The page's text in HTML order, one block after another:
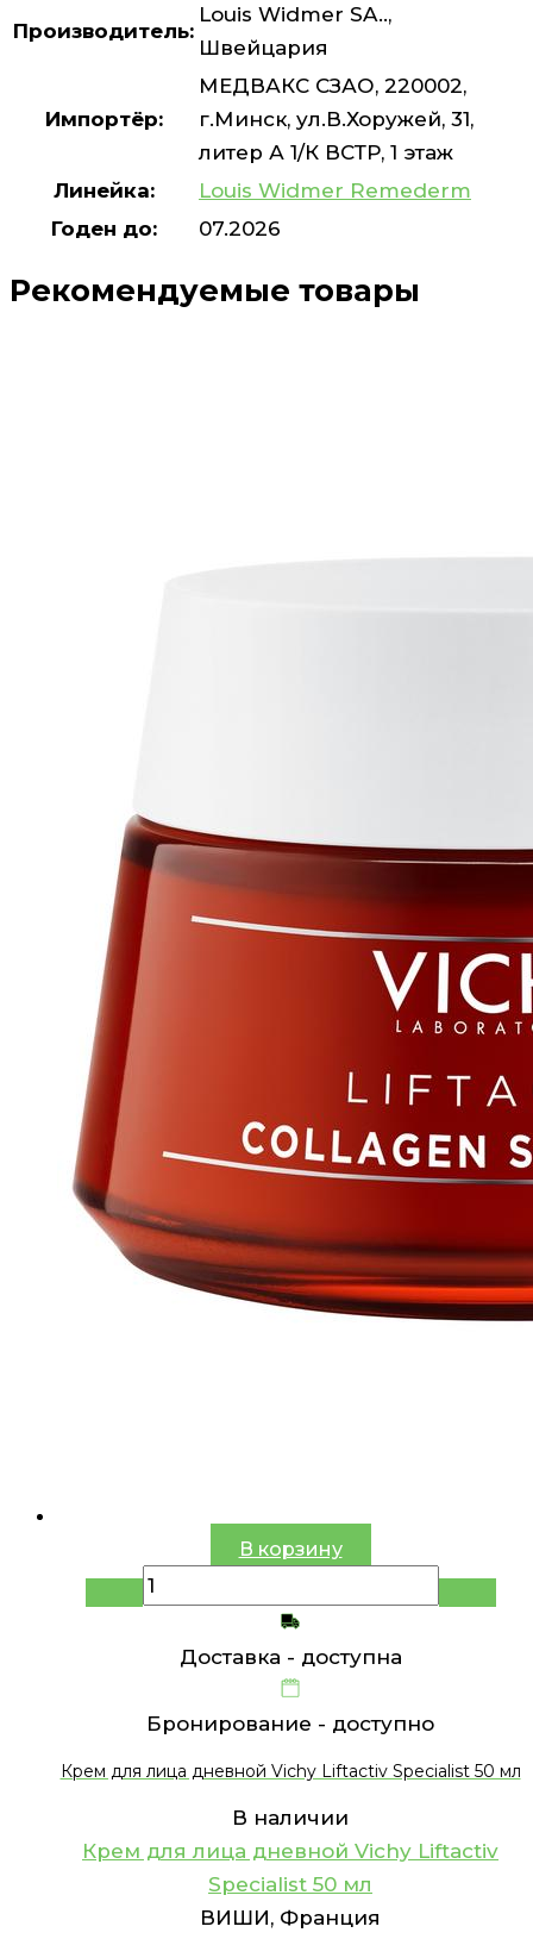
Производитель:
Louis Widmer SA..,
Швейцария
Импортёр:
МЕДВАКС СЗАО, 220002,
г.Минск, ул.В.Хоружей, 31,
литер А 1/К ВСТР, 1 этаж
Линейка:
Louis Widmer Remederm
Годен до:
07.2026
Рекомендуемые товары
В корзину
Доставка - доступна
Бронирование - доступно
Крем для лица дневной Vichy Liftactiv Specialist 50 мл
В наличии
Крем для лица дневной Vichy Liftactiv
Specialist 50 мл
ВИШИ, Франция